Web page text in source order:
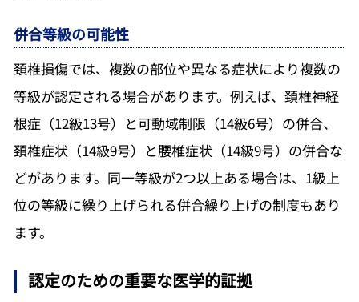
併合等級の可能性
頚椎損傷では、複数の部位や異なる症状により複数の
等級が認定される場合があります。例えば、頚椎神経
根症（12級13号）と可動域制限（14級6号）の併合、
頚椎症状（14級9号）と腰椎症状（14級9号）の併合な
どがあります。同一等級が2つ以上ある場合は、1級上
位の等級に繰り上げられる併合繰り上げの制度もあり
ます。
認定のための重要な医学的証拠